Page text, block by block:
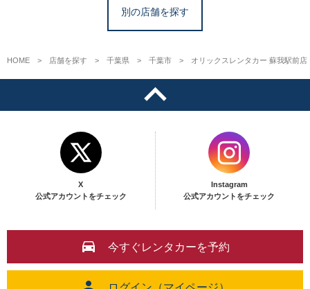
別の店舗を探す
HOME 店舗を探す 千葉県 千葉市 オリックスレンタカー 蘇我駅前店
X
公式アカウントをチェック
Instagram
公式アカウントをチェック
今すぐレンタカーを予約